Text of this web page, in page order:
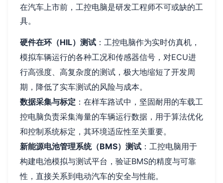
在汽车上市前，工控电脑是研发工程师不可或缺的工
具。
硬件在环（HIL）测试 ：工控电脑作为实时仿真机，
模拟车辆运行的各种工况和传感器信号，对ECU进
行高强度、高复杂度的测试，极大地缩短了开发周
期，降低了实车测试的风险与成本。
数据采集与标定 ：在样车路试中，坚固耐用的车载工
控电脑负责采集海量的车辆运行数据，用于算法优化
和控制系统标定，其环境适应性至关重要。
新能源电池管理系统（BMS）测试 ：工控电脑用于
构建电池模拟与测试平台，验证BMS的精度与可靠
性，直接关系到电动汽车的安全与性能。